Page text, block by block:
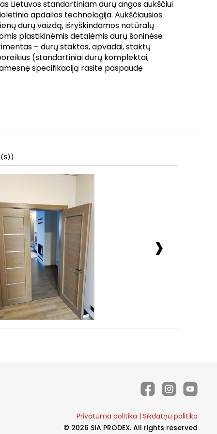
Lietuvos standartiniam durų angos aukščiui
apdailos technologija. Aukščiausios
durų vaizdą, išryškindamos natūralų
plastikinėmis detalėmis durų šoninėse
– durų staktos, apvadai, staktų
(standartiniai durų komplektai,
specifikaciją rasite paspaudę
›
Privātuma politika | Sīkdatņu politika
© 2026 SIA PRODEX. All rights reserved